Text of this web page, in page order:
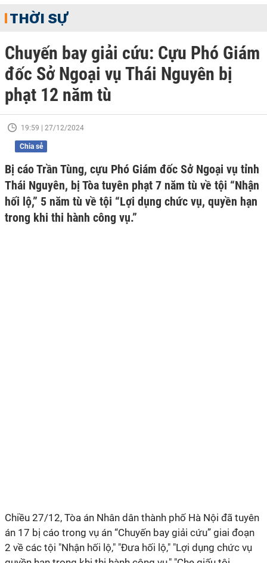
THỜI SỰ
Chuyến bay giải cứu: Cựu Phó Giám
đốc Sở Ngoại vụ Thái Nguyên bị
phạt 12 năm tù
19:59 | 27/12/2024
Chia sẻ
Bị cáo Trần Tùng, cựu Phó Giám đốc Sở Ngoại vụ tỉnh
Thái Nguyên, bị Tòa tuyên phạt 7 năm tù về tội “Nhận
hối lộ,” 5 năm tù về tội “Lợi dụng chức vụ, quyền hạn
trong khi thi hành công vụ.”
Chiều 27/12, Tòa án Nhân dân thành phố Hà Nội đã tuyên
án 17 bị cáo trong vụ án “Chuyến bay giải cứu” giai đoạn
2 về các tội "Nhận hối lộ," "Đưa hối lộ," "Lợi dụng chức vụ